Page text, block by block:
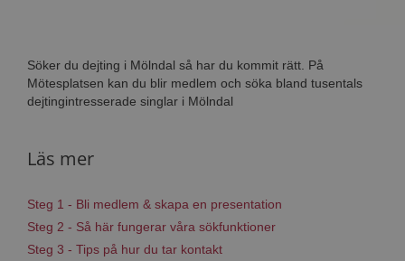
Söker du dejting i Mölndal så har du kommit rätt. På
Mötesplatsen kan du blir medlem och söka bland tusentals
dejtingintresserade singlar i Mölndal
Läs mer
Steg 1 - Bli medlem & skapa en presentation
Steg 2 - Så här fungerar våra sökfunktioner
Steg 3 - Tips på hur du tar kontakt